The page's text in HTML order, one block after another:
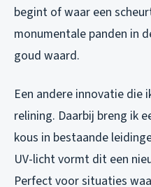
begint of waar een
monumentale panden in
goud waard.
Een andere innovatie die
relining. Daarbij breng ik
kous in bestaande
UV-licht vormt dit een
Perfect voor situaties